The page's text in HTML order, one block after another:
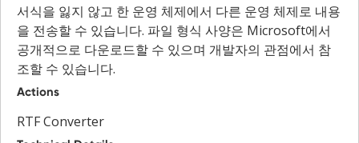
서식을 잃지 않고 한 운영 체제에서 다른 운영 체제로 내용
을 전송할 수 있습니다. 파일 형식 사양은 Microsoft에서
공개적으로 다운로드할 수 있으며 개발자의 관점에서 참
조할 수 있습니다.
Actions
RTF Converter